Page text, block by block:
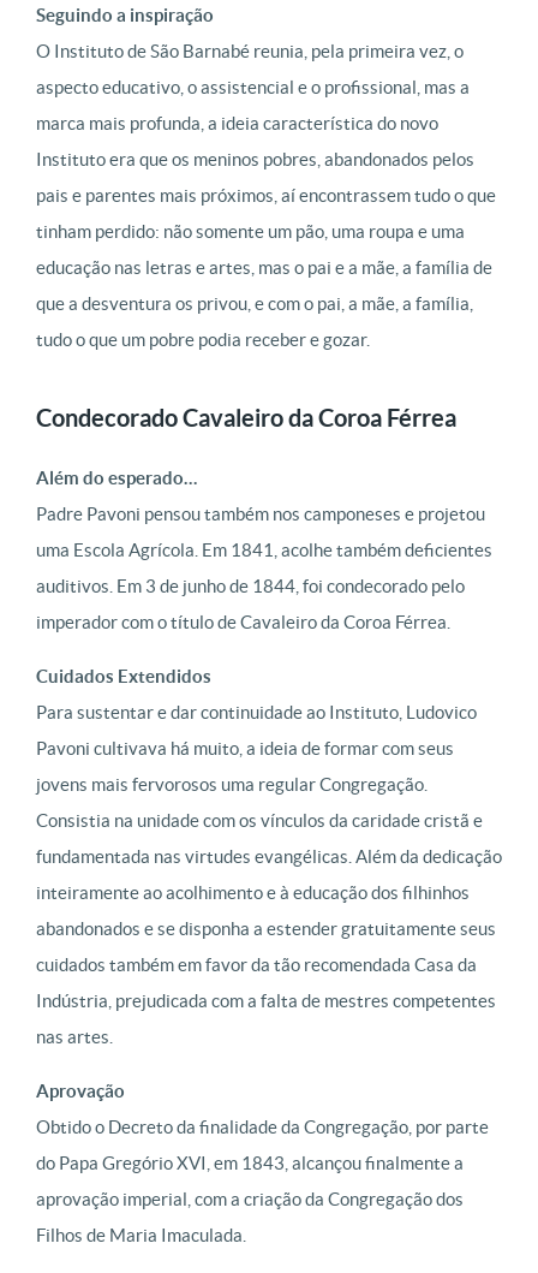
Seguindo a inspiração
O Instituto de São Barnabé reunia, pela primeira vez, o
aspecto educativo, o assistencial e o profissional, mas a
marca mais profunda, a ideia característica do novo
Instituto era que os meninos pobres, abandonados pelos
pais e parentes mais próximos, aí encontrassem tudo o que
tinham perdido: não somente um pão, uma roupa e uma
educação nas letras e artes, mas o pai e a mãe, a família de
que a desventura os privou, e com o pai, a mãe, a família,
tudo o que um pobre podia receber e gozar.
Condecorado Cavaleiro da Coroa Férrea
Além do esperado…
Padre Pavoni pensou também nos camponeses e projetou
uma Escola Agrícola. Em 1841, acolhe também deficientes
auditivos. Em 3 de junho de 1844, foi condecorado pelo
imperador com o título de Cavaleiro da Coroa Férrea.
Cuidados Extendidos
Para sustentar e dar continuidade ao Instituto, Ludovico
Pavoni cultivava há muito, a ideia de formar com seus
jovens mais fervorosos uma regular Congregação.
Consistia na unidade com os vínculos da caridade cristã e
fundamentada nas virtudes evangélicas. Além da dedicação
inteiramente ao acolhimento e à educação dos filhinhos
abandonados e se disponha a estender gratuitamente seus
cuidados também em favor da tão recomendada Casa da
Indústria, prejudicada com a falta de mestres competentes
nas artes.
Aprovação
Obtido o Decreto da finalidade da Congregação, por parte
do Papa Gregório XVI, em 1843, alcançou finalmente a
aprovação imperial, com a criação da Congregação dos
Filhos de Maria Imaculada.